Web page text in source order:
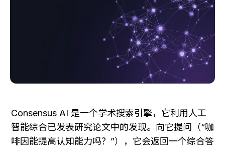
Consensus AI 是一个学术搜索引擎，它利用人工
智能综合已发表研究论文中的发现。向它提问（“咖
啡因能提高认知能力吗？”），它会返回一个综合答